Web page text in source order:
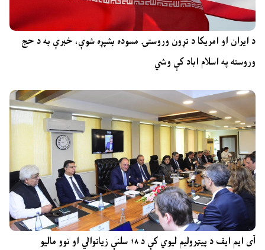
د ایران او امریکا د تړون وروستۍ مسوده بشپړه شوې، خبرې به د حج
وروسته په اسلام اباد کې وشي
آی ایم ایف د پیټرولیم لیوي کې د ۱۸ سلنې زیاتوالي او نوو مالیو